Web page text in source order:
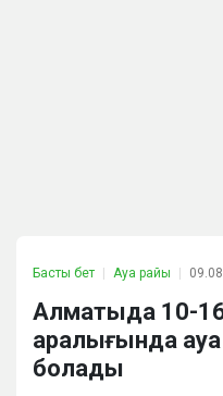
Басты бет Ауа райы
Алматыда 10-
аралығында
болады